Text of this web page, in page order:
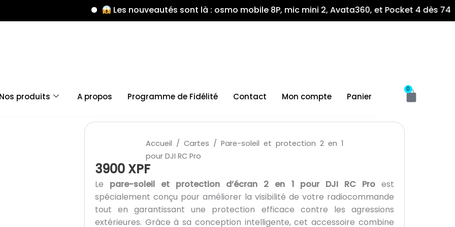
Les nouveautés sont là : osmo mobile 8P, mic mini 2, Avata360, et Pocket 4 dès 74 900fr
Nos produits A propos Programme de Fidélité Contact Mon compte Panier
0
Panier
Accueil / Cartes / Pare-soleil et protection 2 en 1
pour DJI RC Pro
3900 XPF
Le pare-soleil et protection d’écran 2 en 1 pour DJI RC Proest
spécialement conçu pour améliorer la visibilité de votre radiocommande
tout en garantissant une protection efficace contre les agressions
extérieures. Grâce à sa conception intelligente, cet accessoire combine
soleil
et
protection
2